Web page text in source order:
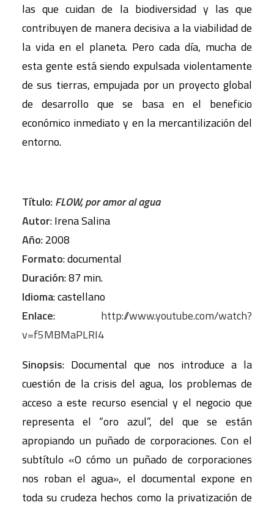
las que cuidan de la biodiversidad y las que
contribuyen de manera decisiva a la viabilidad de
la vida en el planeta. Pero cada día, mucha de
esta gente está siendo expulsada violentamente
de sus tierras, empujada por un proyecto global
de desarrollo que se basa en el beneficio
económico inmediato y en la mercantilización del
entorno.
Título:FLOW, por amor al agua
Autor: Irena Salina
Año: 2008
Formato: documental
Duración: 87 min.
Idioma: castellano
Enlace: http://www.youtube.com/watch?
v=f5MBMaPLRI4
Sinopsis: Documental que nos introduce a la
cuestión de la crisis del agua, los problemas de
acceso a este recurso esencial y el negocio que
representa el “oro azul”, del que se están
apropiando un puñado de corporaciones. Con el
subtítulo «O cómo un puñado de corporaciones
nos roban el agua», el documental expone en
toda su crudeza hechos como la privatización de